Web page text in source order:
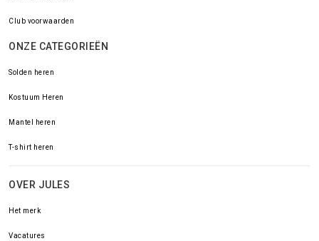
Club voorwaarden
ONZE CATEGORIEËN
Solden heren
Kostuum Heren
Mantel heren
T-shirt heren
OVER JULES
Het merk
Vacatures